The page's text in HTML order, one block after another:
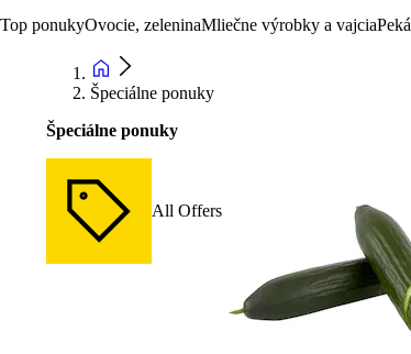
Top ponukyOvocie, zeleninaMliečne výrobky a vajcia
Špeciálne ponuky
Špeciálne ponuky
All Offers